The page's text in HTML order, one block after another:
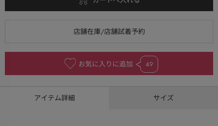
お気に入りに追加 49
アイテム詳細 サイズ